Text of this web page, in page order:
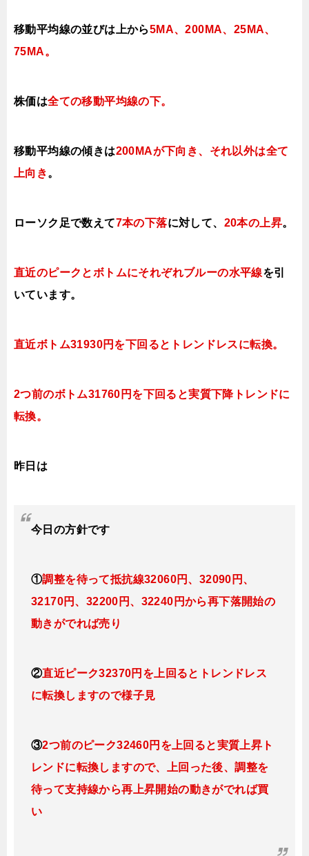
移動平均線の並びは上から5MA、200MA、25MA、
75MA。
株価は全ての移動平均線の下。
移動平均線の傾きは200MAが下向き、それ以外は全て
上向き。
ローソク足で数えて7本の下落に対して、 20本の上昇。
直近のピークとボトムにそれぞれブルーの水平線を引
いています。
直近ボトム31930円を下回ると トレンドレスに転換。
2つ前のボトム31760円を下回ると実質下降トレンドに
転換。
昨日は
今日 の方針です
①調整を待って抵抗線32060円、32090円、
32170円、32200円、32240円から再下落開始の
動きがでれば売り
②直近ピーク32370円を上回るとトレンドレス
に転換し ますので様子見
③2つ前のピーク32460円を上回ると実質上昇ト
レンドに転換し ますので、上回った後、調整を
待って支持線から再上昇開始の動きがでれば買
い